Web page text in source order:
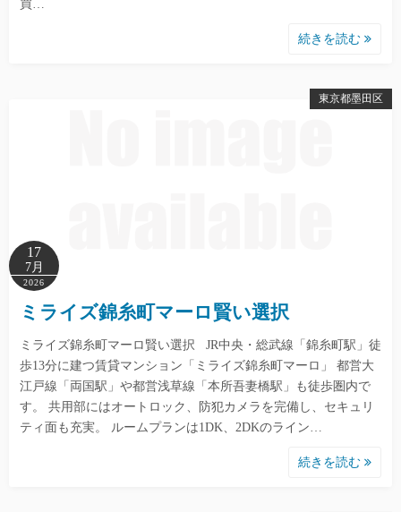
買…
続きを読む
東京都墨田区
17
7月
2026
ミライズ錦糸町マーロ賢い選択
ミライズ錦糸町マーロ賢い選択 JR中央・総武線「錦糸町駅」徒
歩13分に建つ賃貸マンション「ミライズ錦糸町マーロ」 都営大
江戸線「両国駅」や都営浅草線「本所吾妻橋駅」も徒歩圏内で
す。 共用部にはオートロック、防犯カメラを完備し、セキュリ
ティ面も充実。 ルームプランは1DK、2DKのライン…
続きを読む